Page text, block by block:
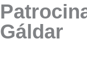
Gáldar